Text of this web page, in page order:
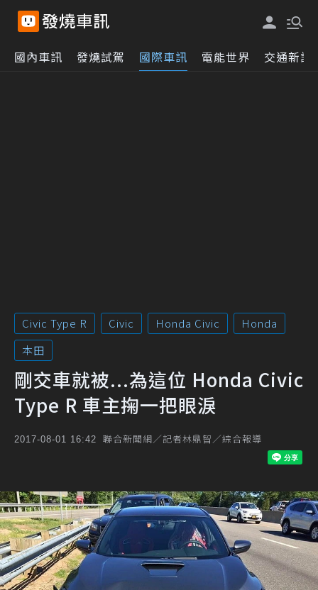
國內車訊 發燒試駕 國際車訊 電能世界 交通新訊
Civic Type R Civic Honda Civic
Honda
本田
剛交車就被...為這位 Honda Civic
Type R 車主掬一把眼淚
2017-08-01 16:42 聯合新聞網／記者林鼎智／綜合報導